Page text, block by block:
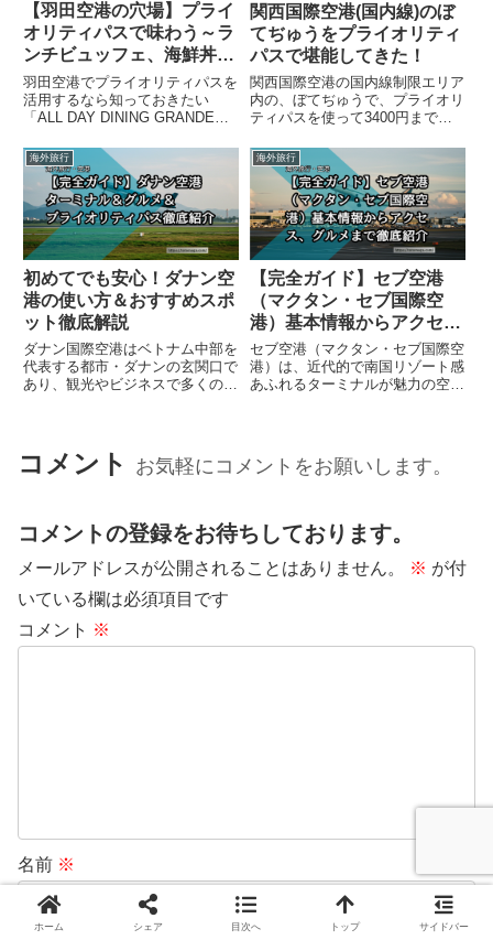
【羽田空港の穴場】プライ
オリティパスで味わう～ラ
ンチビュッフェ、海鮮丼か
らデザートまで～「ALL
DAY DINING GRANDE
AILE」
羽田空港でプライオリティパスを
活用するなら知っておきたい
「ALL DAY DINING GRANDE
フェが無料で楽しめる隠れた特典
スポットです。今回は実際に利用
した体験を踏まえ、国内線・国際
線問わず使...
関西国際空港(国内線)のぼ
てぢゅうをプライオリティ
パスで堪能してきた！
関西国際空港の国内線制限エリア
内の、ぼてぢゅうで、プライオリ
ティパスを使って3400円まで利
らにするか、活用方法を解説して
います。
海外旅行
初めてでも安心！ダナン空
港の使い方＆おすすめスポ
ット徹底解説
ダナン国際空港はベトナム中部を
代表する都市・ダナンの玄関口で
あり、観光やビジネスで多くの方
「空港の基本情報」から「お得＆
快適なアクセス方法」、さらに
海外旅行
【完全ガイド】セブ空港
（マクタン・セブ国際空
港）基本情報からアクセ
ス、グルメまで徹底紹介
セブ空港（マクタン・セブ国際空
港）は、近代的で南国リゾート感
あふれるターミナルが魅力の空港
観光や留学・ビジネスの拠点に最
適です。この記事で、空港の基本
コメント お気軽にコメントをお願いします。
コメントの登録をお待ちしております。
メールアドレスが公開されることはありません。 ※ が付
いている欄は必須項目です
コメント ※
名前 ※
ホーム シェア 目次へ トップ サイドバー